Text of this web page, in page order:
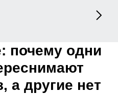
почему одни
а другие нет